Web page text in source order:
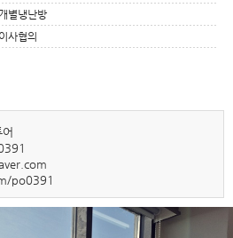
개별냉난방
이사협의
po0391